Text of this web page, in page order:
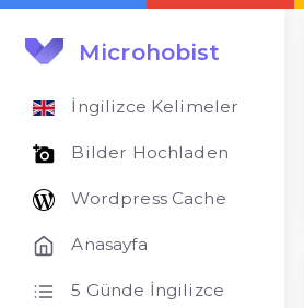
Microhobist
İngilizce Kelimeler
Bilder Hochladen
Wordpress Cache
Anasayfa
5 Günde İngilizce